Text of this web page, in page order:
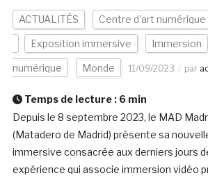
ACTUALITÉS Centre d'art numérique
Exposition immersive Immersion
numérique Monde 11/09/2023 par
Temps de lecture : 6 min
Depuis le 8 septembre 2023, le MAD
(Matadero de Madrid) présente sa
immersive consacrée aux derniers jours
expérience qui associe immersion vidéo